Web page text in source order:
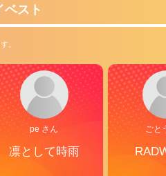
ベスト
。
pe さん
凛として時雨
ごと